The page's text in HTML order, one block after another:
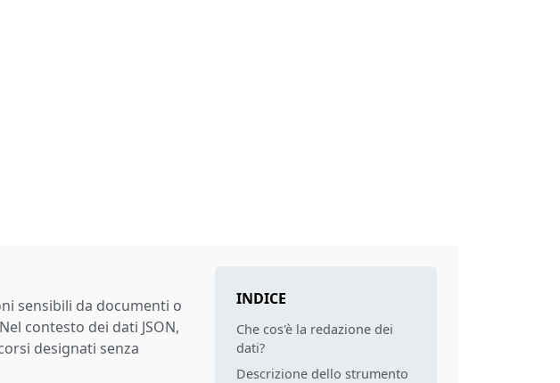
sensibili da documenti o
contesto dei dati JSON,
designati senza
INDICE
Che cos'è la redazione dei
dati?
Descrizione dello strumento